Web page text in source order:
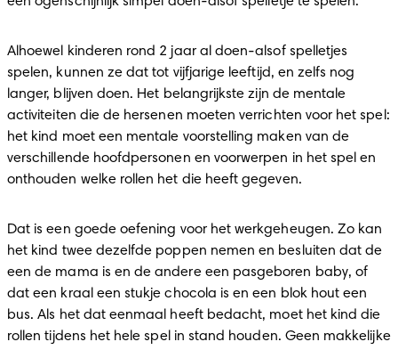
Alhoewel kinderen rond 2 jaar al doen-alsof spelletjes
spelen, kunnen ze dat tot vijfjarige leeftijd, en zelfs nog
langer, blijven doen. Het belangrijkste zijn de mentale
activiteiten die de hersenen moeten verrichten voor het spel:
het kind moet een mentale voorstelling maken van de
verschillende hoofdpersonen en voorwerpen in het spel en
onthouden welke rollen het die heeft gegeven.
Dat is een goede oefening voor het werkgeheugen. Zo kan
het kind twee dezelfde poppen nemen en besluiten dat de
een de mama is en de andere een pasgeboren baby, of
dat een kraal een stukje chocola is en een blok hout een
bus. Als het dat eenmaal heeft bedacht, moet het kind die
rollen tijdens het hele spel in stand houden. Geen makkelijke